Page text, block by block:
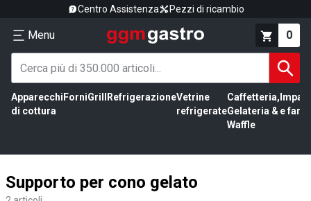
Centro Assistenza Pezzi di ricambio
Menu 0
Apparecchi
di cottura
ForniGrill RefrigerazioneVetrine
refrigerate
Caffetteria,
Gelateria &
Waffle
e
Supporto per cono gelato